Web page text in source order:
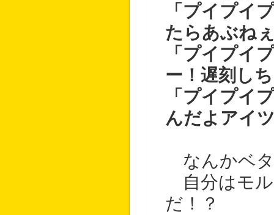
「プイプイ
たらあぶね
「プイプイ
ー！遅刻し
「プイプ
んだよアイ
なんかベタ
自分はモル
だ！？